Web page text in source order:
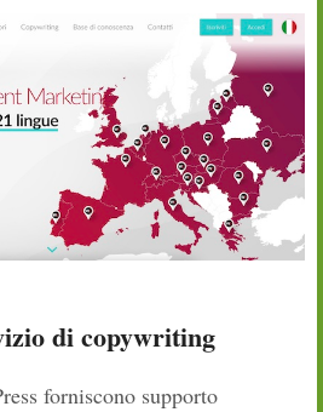
di copywriting
forniscono supporto